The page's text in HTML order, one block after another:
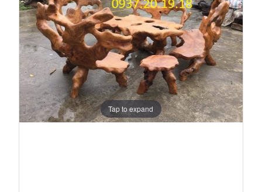
Tap to expand